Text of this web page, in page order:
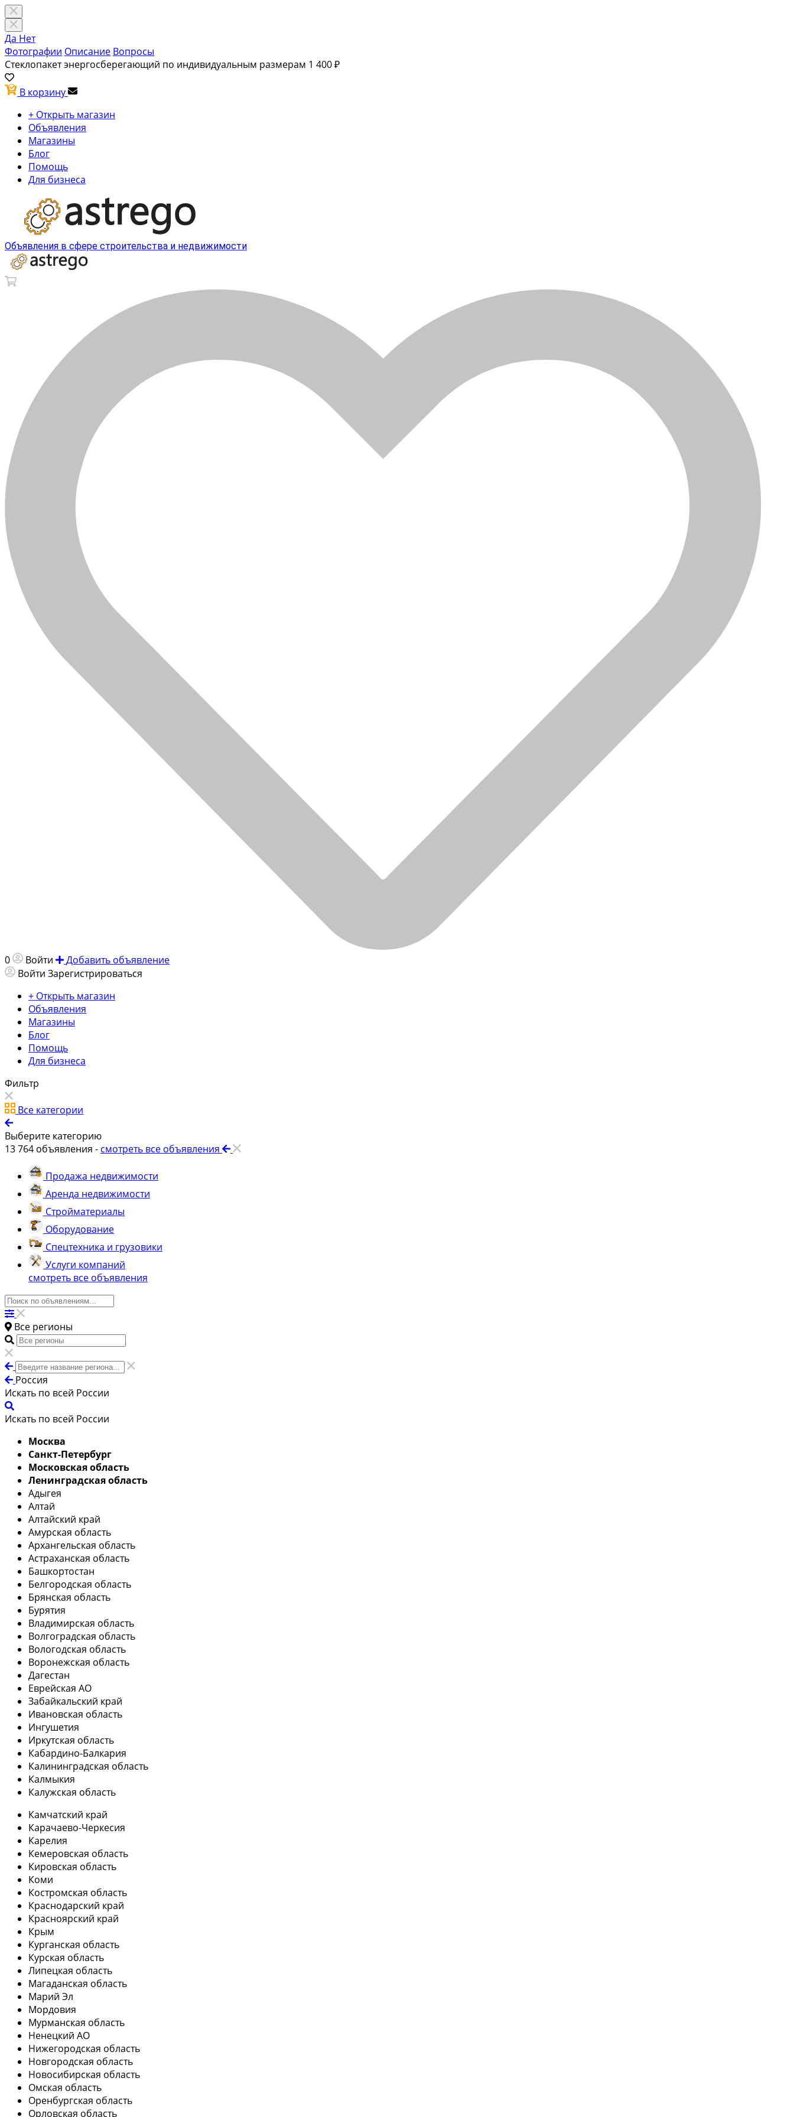
Да Нет
Фотографии Описание Вопросы
Стеклопакет энергосберегающий по индивидуальным размерам 1 400 ₽
В корзину
+ Открыть магазин
Объявления
Магазины
Блог
Помощь
Для бизнеса
Объявления в сфере строительства и недвижимости
0 Войти
Добавить объявление
Войти Зарегистрироваться
+ Открыть магазин
Объявления
Магазины
Блог
Помощь
Для бизнеса
Фильтр
Все категории
Выберите категорию
13 764 объявления - смотреть все объявления
Продажа недвижимости
Аренда недвижимости
Стройматериалы
Оборудование
Спецтехника и грузовики
Услуги компаний
смотреть все объявления
Все регионы
Россия
Искать по всей России
Искать по всей России
Москва
Санкт-Петербург
Московская область
Ленинградская область
Адыгея
Алтай
Алтайский край
Амурская область
Архангельская область
Астраханская область
Башкортостан
Белгородская область
Брянская область
Бурятия
Владимирская область
Волгоградская область
Вологодская область
Воронежская область
Дагестан
Еврейская АО
Забайкальский край
Ивановская область
Ингушетия
Иркутская область
Кабардино-Балкария
Калининградская область
Калмыкия
Калужская область
Камчатский край
Карачаево-Черкесия
Карелия
Кемеровская область
Кировская область
Коми
Костромская область
Краснодарский край
Красноярский край
Крым
Курганская область
Курская область
Липецкая область
Магаданская область
Марий Эл
Мордовия
Мурманская область
Ненецкий АО
Нижегородская область
Новгородская область
Новосибирская область
Омская область
Оренбургская область
Орловская область